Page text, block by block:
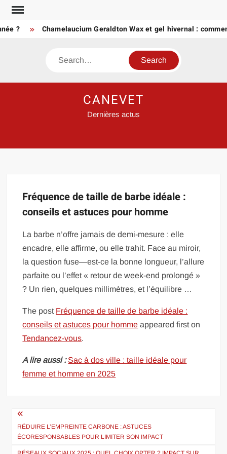
Skip
content
? Chamelaucium Geraldton Wax et gel hivernal :
Search
CANEVET
Dernières actus
Fréquence de taille de barbe idéale :
conseils et astuces pour homme
La barbe n’offre jamais de demi-mesure : elle
encadre, elle affirme, ou elle trahit. Face au miroir,
la question fuse—est-ce la bonne longueur, l’allure
parfaite ou l’effet « retour de week-end prolongé »
? Un rien, quelques millimètres, et l’équilibre …
The post Fréquence de taille de barbe idéale :
conseils et astuces pour homme appeared first on
Tendancez-vous.
A lire aussi : Sac à dos ville : taille idéale pour
femme et homme en 2025
Navigation
de
l’article
RÉDUIRE L’EMPREINTE CARBONE : ASTUCES
ÉCORESPONSABLES POUR LIMITER SON IMPACT